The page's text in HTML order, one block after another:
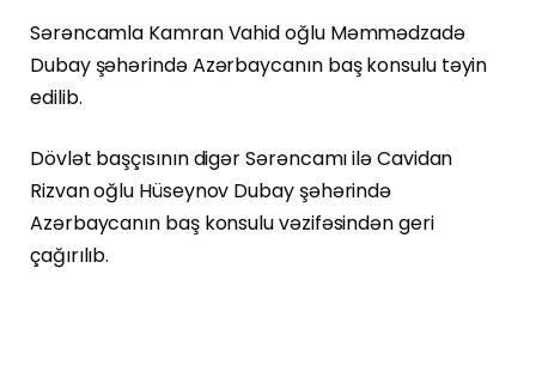
Sərəncamla Kamran Vahid oğlu Məmmədzadə
Dubay şəhərində Azərbaycanın baş konsulu təyin
edilib.
Dövlət başçısının digər Sərəncamı ilə Cavidan
Rizvan oğlu Hüseynov Dubay şəhərində
Azərbaycanın baş konsulu vəzifəsindən geri
çağırılıb.